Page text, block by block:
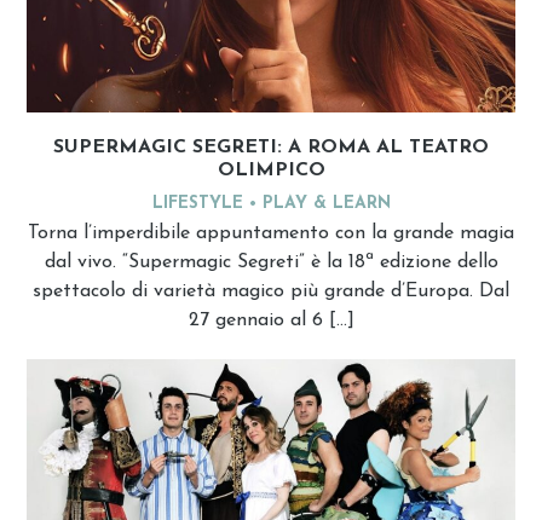
SUPERMAGIC SEGRETI: A ROMA AL TEATRO
OLIMPICO
LIFESTYLE PLAY & LEARN
Torna l’imperdibile appuntamento con la grande magia
dal vivo. “Supermagic Segreti” è la 18ª edizione dello
spettacolo di varietà magico più grande d’Europa. Dal
27 gennaio al 6 […]